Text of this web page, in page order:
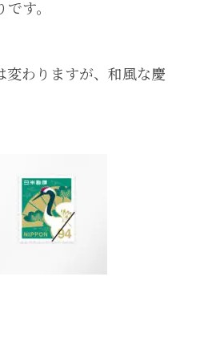
す。
変わりますが、和風な慶